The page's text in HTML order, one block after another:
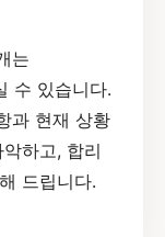
는
수 있습니다.
과 현재 상황
하고, 합리
드립니다.